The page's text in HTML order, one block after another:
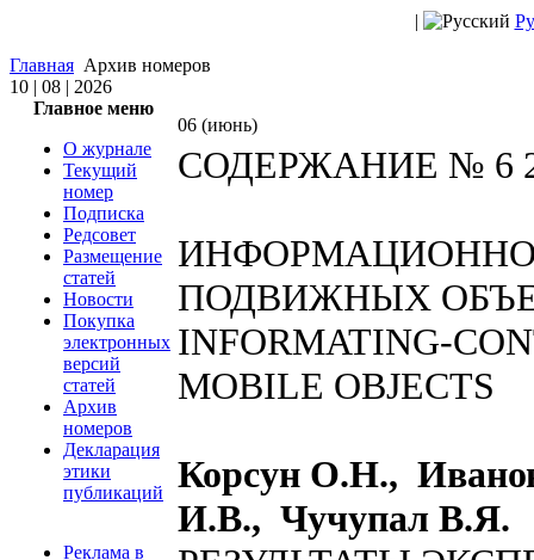
|
Главная Архив номеров
10 | 08 | 2026
Главное меню
О журнале
Текущий
номер
Подписка
Редсовет
Размещение
статей
Новости
Покупка
электронных
версий
статей
Архив
номеров
Декларация
этики
публикаций
Реклама в
06 (июнь)
СОДЕРЖАНИЕ № 6
ПОДВИЖНЫХ
INFORMATING-
MOBILE OBJECTS
Корсун О.Н.,
И.В., Чучупал В.Я.